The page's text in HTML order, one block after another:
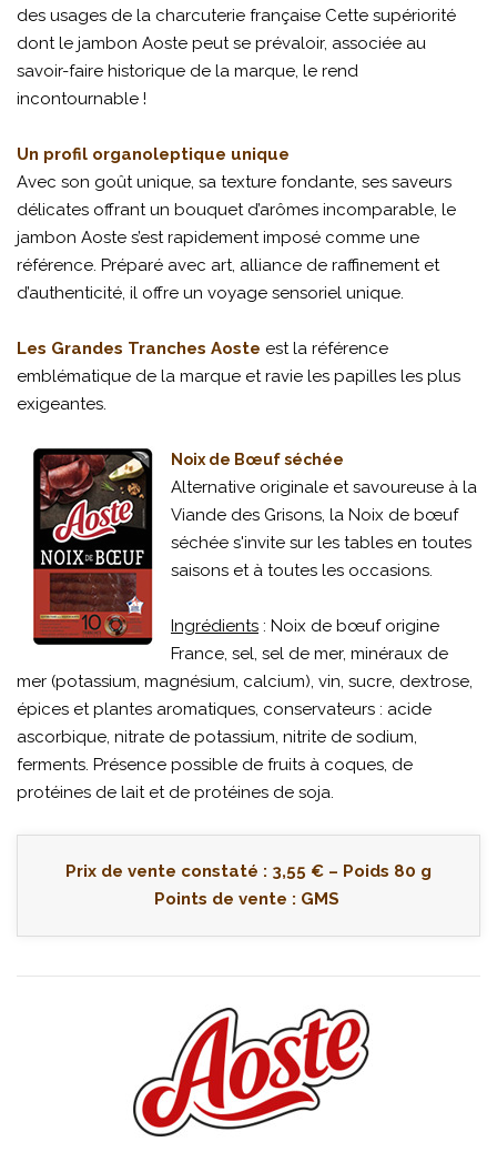
des usages de la charcuterie française Cette supériorité
dont le jambon Aoste peut se prévaloir, associée au
savoir-faire historique de la marque, le rend
incontournable !
Un profil organoleptique unique
Avec son goût unique, sa texture fondante, ses saveurs
délicates offrant un bouquet d’arômes incomparable, le
jambon Aoste s’est rapidement imposé comme une
référence. Préparé avec art, alliance de raffinement et
d’authenticité, il offre un voyage sensoriel unique.
Les Grandes Tranches Aoste est la référence
emblématique de la marque et ravie les papilles les plus
exigeantes.
Noix de Bœuf séchée
Alternative originale et savoureuse à la
Viande des Grisons, la Noix de bœuf
séchée s'invite sur les tables en toutes
saisons et à toutes les occasions.
Ingrédients : Noix de bœuf origine
France, sel, sel de mer, minéraux de
mer (potassium, magnésium, calcium), vin, sucre, dextrose,
épices et plantes aromatiques, conservateurs : acide
ascorbique, nitrate de potassium, nitrite de sodium,
ferments. Présence possible de fruits à coques, de
protéines de lait et de protéines de soja.
Prix de vente constaté : 3,55 € – Poids 80 g
Points de vente : GMS